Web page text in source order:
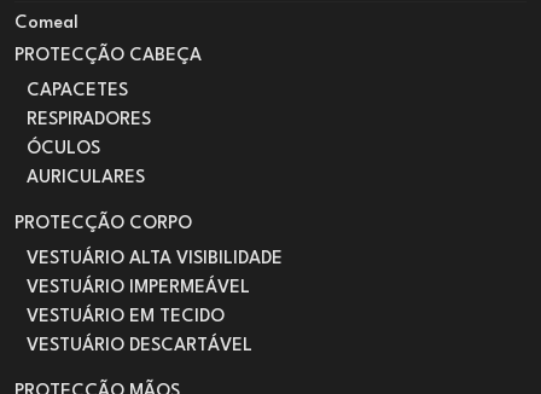
Comeal
PROTECÇÃO CABEÇA
CAPACETES
RESPIRADORES
ÓCULOS
AURICULARES
PROTECÇÃO CORPO
VESTUÁRIO ALTA VISIBILIDADE
VESTUÁRIO IMPERMEÁVEL
VESTUÁRIO EM TECIDO
VESTUÁRIO DESCARTÁVEL